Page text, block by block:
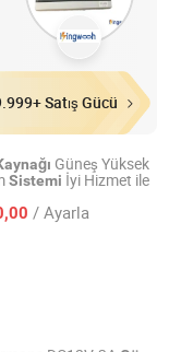
Satış Gücü
Güneş Yüksek
Sistemi İyi Hizmet ile
/ Ayarla
Co., Ltd.